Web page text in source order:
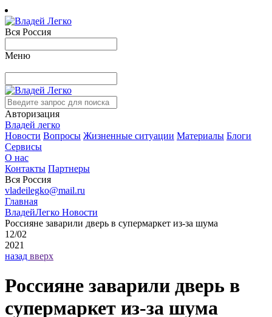
Вся Россия
Меню
Авторизация
Владей легко
Новости Вопросы Жизненные ситуации Материалы Блоги
Сервисы
О нас
Контакты Партнеры
Вся Россия
vladeilegko@mail.ru
Главная
ВладейЛегко Новости
Россияне заварили дверь в супермаркет из-за шума
12/02
2021
назад вверх
Россияне заварили дверь в
супермаркет из-за шума